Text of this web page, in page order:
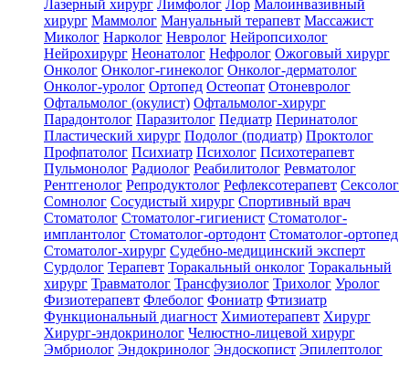
Лазерный хирург Лимфолог Лор Малоинвазивный
хирург Маммолог Мануальный терапевт Массажист
Миколог Нарколог Невролог Нейропсихолог
Нейрохирург Неонатолог Нефролог Ожоговый хирург
Онколог Онколог-гинеколог Онколог-дерматолог
Онколог-уролог Ортопед Остеопат Отоневролог
Офтальмолог (окулист) Офтальмолог-хирург
Парадонтолог Паразитолог Педиатр Перинатолог
Пластический хирург Подолог (подиатр) Проктолог
Профпатолог Психиатр Психолог Психотерапевт
Пульмонолог Радиолог Реабилитолог Ревматолог
Рентгенолог Репродуктолог Рефлексотерапевт Сексолог
Сомнолог Сосудистый хирург Спортивный врач
Стоматолог Стоматолог-гигиенист Стоматолог-
имплантолог Стоматолог-ортодонт Стоматолог-ортопед
Стоматолог-хирург Судебно-медицинский эксперт
Сурдолог Терапевт Торакальный онколог Торакальный
хирург Травматолог Трансфузиолог Трихолог Уролог
Физиотерапевт Флеболог Фониатр Фтизиатр
Функциональный диагност Химиотерапевт Хирург
Хирург-эндокринолог Челюстно-лицевой хирург
Эмбриолог Эндокринолог Эндоскопист Эпилептолог